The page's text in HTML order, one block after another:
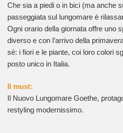
Che sia a piedi o in bici (ma anche
passeggiata sul lungomare è
Ogni orario della giornata offre uno
diverso e con l’arrivo della
sé: i fiori e le piante, coi loro colori
posto unico in Italia.
Il must:
Il Nuovo Lungomare Goethe,
restyling modernissimo.